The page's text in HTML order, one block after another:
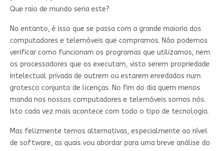
Que raio de mundo seria este?
No entanto, é isso que se passa com a grande maioria dos
computadores e telemóveis que compramos. Não podemos
verificar como funcionam os programas que utilizamos, nem
os processadores que os executam, visto serem propriedade
intelectual privada de outrem ou estarem enredados num
grotesco conjunto de licenças. No fim do dia quem menos
manda nos nossos computadores e telemóveis somos nós.
Isto cada vez mais acontece com todo o tipo de tecnologia.
Mas felizmente temos alternativas, especialmente ao nível
de software, as quais vou abordar para uma breve análise do